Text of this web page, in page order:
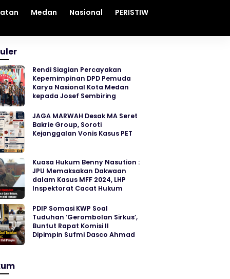
Medan Nasional PERISTIWA
Rendi Siagian Percayakan
Kepemimpinan DPD Pemuda
Karya Nasional Kota Medan
kepada Josef Sembiring
JAGA MARWAH Desak MA Seret
Bakrie Group, Soroti
Kejanggalan Vonis Kasus PET
Kuasa Hukum Benny Nasution :
JPU Memaksakan Dakwaan
dalam Kasus MFF 2024, LHP
Inspektorat Cacat Hukum
PDIP Somasi KWP Soal
Tuduhan ‘Gerombolan Sirkus’,
Buntut Rapat Komisi II
Dipimpin Sufmi Dasco Ahmad